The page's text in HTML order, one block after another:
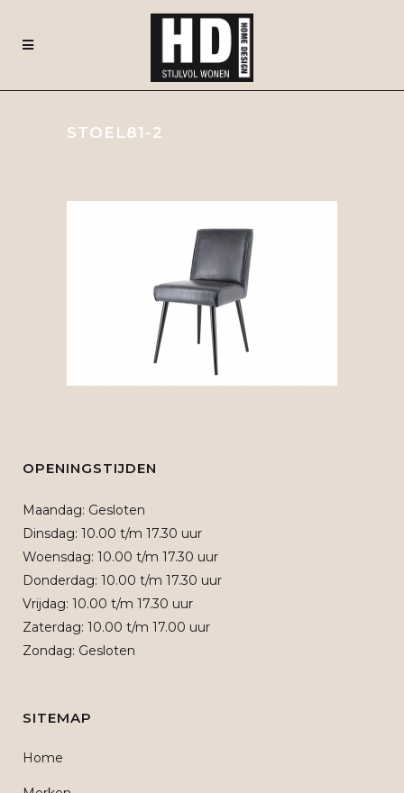
STOEL81-2
OPENINGSTIJDEN
Maandag: Gesloten
Dinsdag: 10.00 t/m 17.30 uur
Woensdag: 10.00 t/m 17.30 uur
Donderdag: 10.00 t/m 17.30 uur
Vrijdag: 10.00 t/m 17.30 uur
Zaterdag: 10.00 t/m 17.00 uur
Zondag: Gesloten
SITEMAP
Home